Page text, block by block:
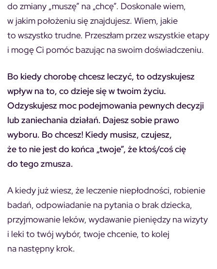
do zmiany „muszę” na „chcę”. Doskonale wiem,
w jakim położeniu się znajdujesz. Wiem, jakie
to wszystko trudne. Przeszłam przez wszystkie etapy
i mogę Ci pomóc bazując na swoim doświadczeniu.
Bo kiedy chorobę chcesz leczyć, to odzyskujesz
wpływ na to, co dzieje się w twoim życiu.
Odzyskujesz moc podejmowania pewnych decyzji
lub zaniechania działań. Dajesz sobie prawo
wyboru. Bo chcesz! Kiedy musisz, czujesz,
że to nie jest do końca „twoje”, że ktoś/coś cię
do tego zmusza.
A kiedy już wiesz, że leczenie niepłodności, robienie
badań, odpowiadanie na pytania o brak dziecka,
przyjmowanie leków, wydawanie pieniędzy na wizyty
i leki to twój wybór, twoje chcenie, to kolej
na następny krok.